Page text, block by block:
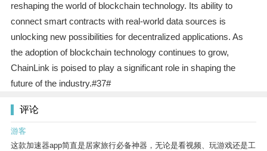
reshaping the world of blockchain technology. Its ability to
connect smart contracts with real-world data sources is
unlocking new possibilities for decentralized applications. As
the adoption of blockchain technology continues to grow,
ChainLink is poised to play a significant role in shaping the
future of the industry.#37#
评论
游客
这款加速器app简直是居家旅行必备神器，无论是看视频、玩游戏还是工